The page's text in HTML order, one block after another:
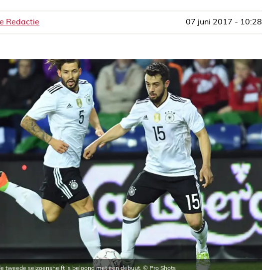
Redactie 07 juni 2017 - 10:28
tweede seizoenshelft is beloond met een debuut. © Pro Shots